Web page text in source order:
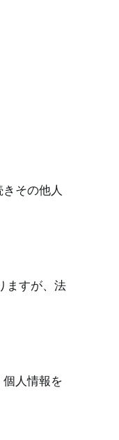
その他人
ますが、法
人情報を